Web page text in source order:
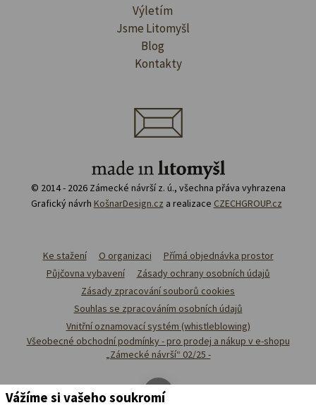
Výletím
Jsme Litomyšl
Blog
Kontakty
© 2014 - 2026 Zámecké návrší z. ú., všechna přáva vyhrazena
Grafický návrh KošnarDesign.cz a realizace CZECHGROUP.cz
Ke stažení O organizaci
Přímá objednávka prostor
Půjčovna vybavení
Zásady ochrany osobních údajů
Zásady zpracování souborů cookies
Souhlas se zpracováním osobních údajů
Vnitřní oznamovací systém (whistleblowing)
Všeobecné obchodní podmínky - pro prodej a nákup v e-shopu
„Zámecké návrší“ 02/25 -
Vážíme si vašeho soukromí